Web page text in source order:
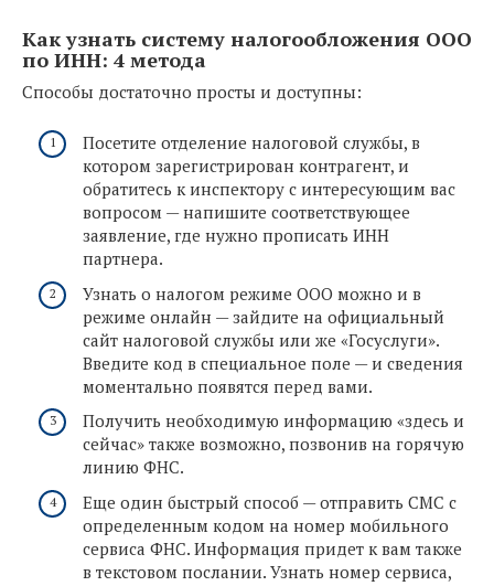
Как узнать систему налогообложения ООО
по ИНН: 4 метода
Способы достаточно просты и доступны:
Посетите отделение налоговой службы, в
котором зарегистрирован контрагент, и
обратитесь к инспектору с интересующим вас
вопросом — напишите соответствующее
заявление, где нужно прописать ИНН
партнера.
Узнать о налогом режиме ООО можно и в
режиме онлайн — зайдите на официальный
сайт налоговой службы или же «Госуслуги».
Введите код в специальное поле — и сведения
моментально появятся перед вами.
Получить необходимую информацию «здесь и
сейчас» также возможно, позвонив на горячую
линию ФНС.
Еще один быстрый способ — отправить СМС с
определенным кодом на номер мобильного
сервиса ФНС. Информация придет к вам также
в текстовом послании. Узнать номер сервиса,